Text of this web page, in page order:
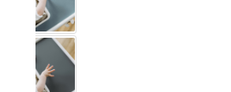
Nordisch Blau
Schiefer